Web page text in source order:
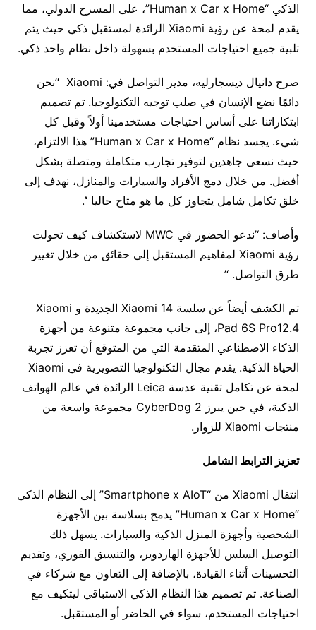
الذكي “Human x Car x Home”، على المسرح الدولي، مما
يقدم لمحة عن رؤية Xiaomi الرائدة لمستقبل ذكي حيث يتم
تلبية جميع احتياجات المستخدم بسهولة داخل نظام واحد ذكي.
صرح دانيال ديسجارليه، مدير التواصل في: Xiaomi ‘’نحن
دائمًا نضع الإنسان في صلب توجيه التكنولوجيا. تم تصميم
ابتكاراتنا على أساس احتياجات مستخدمينا أولاً وقبل كل
شيء. يجسد نظام “Human x Car x Home” هذا الالتزام،
حيث نسعى جاهدين لتوفير تجارب متكاملة ومتصلة بشكل
أفضل. من خلال دمج الأفراد والسيارات والمنازل، نهدف إلى
خلق تكامل شامل يتجاوز كل ما هو متاح حاليا ‘’.
وأضاف: ‘’ندعو الحضور في MWC لاستكشاف كيف تحولت
رؤية Xiaomi لمفاهيم المستقبل إلى حقائق من خلال تغيير
طرق التواصل. ‘’
تم الكشف أيضاً عن سلسة Xiaomi 14 الجديدة و Xiaomi
Pad 6S Pro12.4، إلى جانب مجموعة متنوعة من أجهزة
الذكاء الاصطناعي المتقدمة التي من المتوقع أن تعزز تجربة
الحياة الذكية. يقدم مجال التكنولوجيا التصويرية في Xiaomi
لمحة عن تكامل تقنية عدسة Leica الرائدة في عالم الهواتف
الذكية، في حين يبرز CyberDog 2 مجموعة واسعة من
منتجات Xiaomi للزوار.
تعزيز الترابط الشامل
انتقال Xiaomi من “Smartphone x AIoT” إلى النظام الذكي
“Human x Car x Home” يدمج بسلاسة بين الأجهزة
الشخصية وأجهزة المنزل الذكية والسيارات. يسهل ذلك
التوصيل السلس للأجهزة الهاردوير، والتنسيق الفوري، وتقديم
التحسينات أثناء القيادة، بالإضافة إلى التعاون مع شركاء في
الصناعة. تم تصميم هذا النظام الذكي الاستباقي ليتكيف مع
احتياجات المستخدم، سواء في الحاضر أو المستقبل.